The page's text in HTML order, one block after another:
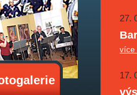
27.
více
17.